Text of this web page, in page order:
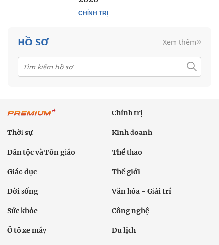
CHÍNH TRỊ
HỒ SƠ Xem thêm
Chính trị
Thời sự Kinh doanh
Dân tộc và Tôn giáo Thể thao
Giáo dục Thế giới
Đời sống Văn hóa - Giải trí
Sức khỏe Công nghệ
Ô tô xe máy Du lịch